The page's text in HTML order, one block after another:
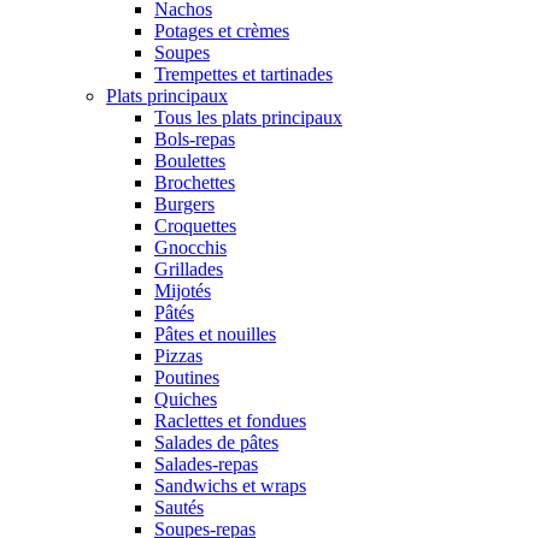
Nachos
Potages et crèmes
Soupes
Trempettes et tartinades
Plats principaux
Tous les plats principaux
Bols-repas
Boulettes
Brochettes
Burgers
Croquettes
Gnocchis
Grillades
Mijotés
Pâtés
Pâtes et nouilles
Pizzas
Poutines
Quiches
Raclettes et fondues
Salades de pâtes
Salades-repas
Sandwichs et wraps
Sautés
Soupes-repas